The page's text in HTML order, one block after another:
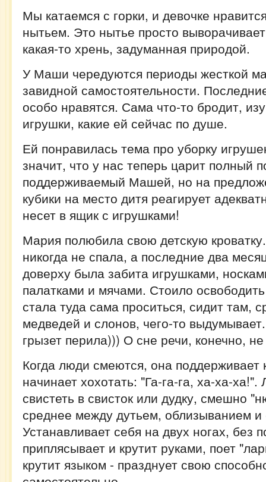
Мы катаемся с горки, и девочке
нытьем. Это нытье просто
какая-то хрень, задуманная природой.
У Маши чередуются периоды жесткой
завидной самостоятельности.
особо нравятся. Сама что-то бродит,
игрушки, какие ей сейчас по душе.
Ей понравилась тема про уборку
значит, что у нас теперь царит полный
поддерживаемый Машей, но на
кубики на место дитя реагирует
несет в ящик с игрушками!
Мария полюбила свою детскую
никогда не спала, а последние два
доверху была забита игрушками,
палатками и мячами. Стоило
стала туда сама проситься, сидит там,
медведей и слонов, чего-то
грызет перила))) О сне речи, конечно,
Когда люди смеются, она поддерживает
начинает хохотать: "Га-га-га, ха-ха-
свистеть в свисток или дудку, смешно
среднее между дутьем, облизыванием
Устанавливает себя на двух ногах, без
приплясывает и крутит руками, поет
крутит языком - празднует свою